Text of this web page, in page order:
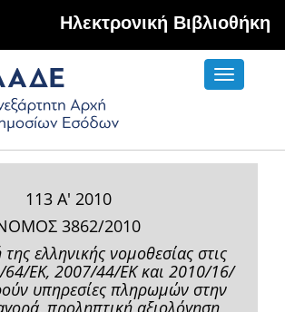
Hλεκτρονική Βιβλιοθήκη
Toggle
113 Α' 2010
3862/2010
ελληνικής νομοθεσίας στις
64/ΕΚ, 2007/44/ΕΚ και 2010/16/
υπηρεσίες πληρωμών στην
προληπτική αξιολόγηση